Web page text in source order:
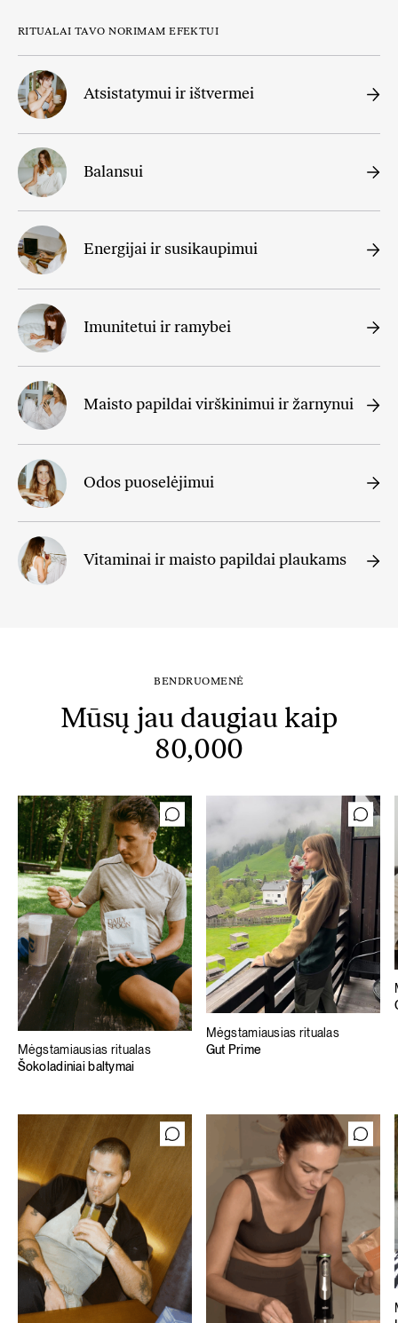
RITUALAI TAVO NORIMAM EFEKTUI
Atsistatymui ir ištvermei
Balansui
Energijai ir susikaupimui
Imunitetui ir ramybei
Maisto papildai virškinimui ir žarnynui
Odos puoselėjimui
Vitaminai ir maisto papildai plaukams
BENDRUOMENĖ
Mūsų jau daugiau kaip
80,000
Mėgstamiausias ritualas
Šokoladiniai baltymai
Mėgstamiausias ritualas
Gut Prime